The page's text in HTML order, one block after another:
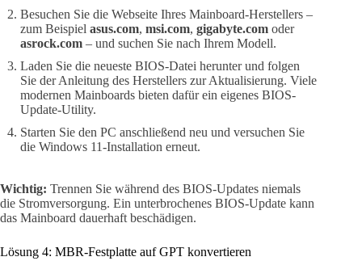
Besuchen Sie die Webseite Ihres Mainboard-Herstellers –
zum Beispiel asus.com, msi.com, gigabyte.com oder
asrock.com – und suchen Sie nach Ihrem Modell.
Laden Sie die neueste BIOS-Datei herunter und folgen
Sie der Anleitung des Herstellers zur Aktualisierung. Viele
modernen Mainboards bieten dafür ein eigenes BIOS-
Update-Utility.
Starten Sie den PC anschließend neu und versuchen Sie
die Windows 11-Installation erneut.
Wichtig: Trennen Sie während des BIOS-Updates niemals
die Stromversorgung. Ein unterbrochenes BIOS-Update kann
das Mainboard dauerhaft beschädigen.
Lösung 4: MBR-Festplatte auf GPT konvertieren